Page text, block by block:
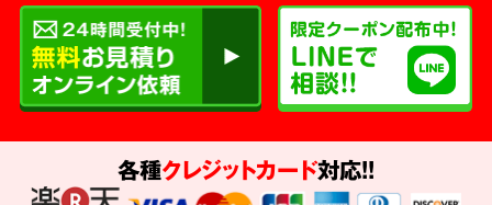
各種クレジットカード対応!!